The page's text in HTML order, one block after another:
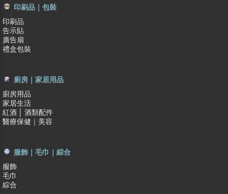
印刷品｜包裝
印刷品
告示貼
廣告扇
禮盒包裝
廚房｜家居用品
廚房用品
家居生活
紅酒 │ 酒類配件
醫療保健｜美容
服飾｜毛巾｜綜合
服飾
毛巾
綜合